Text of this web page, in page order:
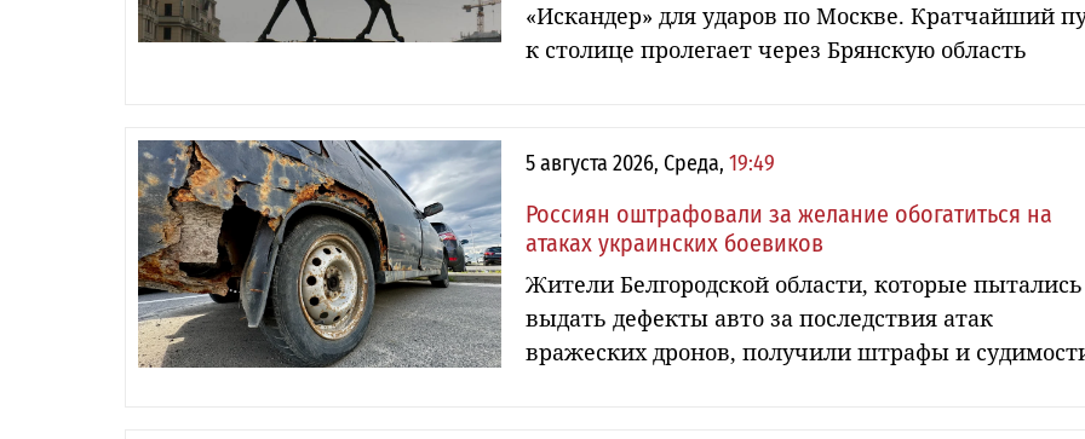
«Искандер» для ударов по Москве. Кратчайший
к столице пролегает через Брянскую область
5 августа 2026, Среда, 19:49
Россиян оштрафовали за желание обогатиться на
атаках украинских боевиков
Жители Белгородской области, которые пытались
выдать дефекты авто за последствия атак
вражеских дронов, получили штрафы и